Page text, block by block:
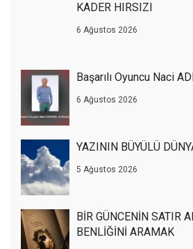
KADER HIRSIZI
6 Ağustos 2026
Başarılı Oyuncu Naci
6 Ağustos 2026
YAZININ BÜYÜLÜ
5 Ağustos 2026
BİR GÜNCENİN SATIR
BENLİĞİNİ ARAMAK